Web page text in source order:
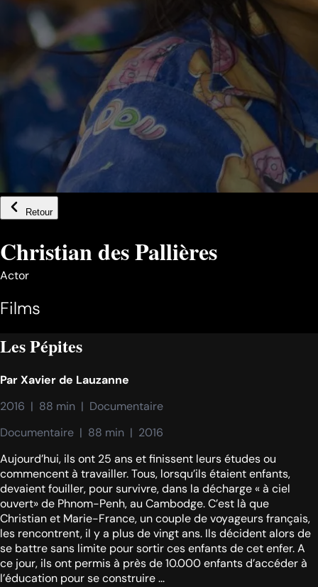
Retour
Christian des Pallières
Actor
Films
Les Pépites
ParXavier de Lauzanne
2016  |  88 min  |  Documentaire
Documentaire  |  88 min  |  2016
Aujourd’hui, ils ont 25 ans et finissent leurs études ou
commencent à travailler. Tous, lorsqu’ils étaient enfants,
devaient fouiller, pour survivre, dans la décharge « à ciel
ouvert» de Phnom-Penh, au Cambodge. C’est là que
Christian et Marie-France, un couple de voyageurs français,
les rencontrent, il y a plus de vingt ans. Ils décident alors de
se battre sans limite pour sortir ces enfants de cet enfer. A
ce jour, ils ont permis à près de 10.000 enfants d’accéder à
l’éducation pour se construire ...